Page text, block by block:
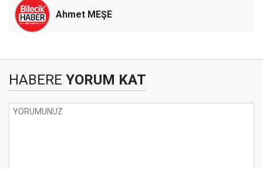
Ahmet MEŞE
HABERE YORUM KAT